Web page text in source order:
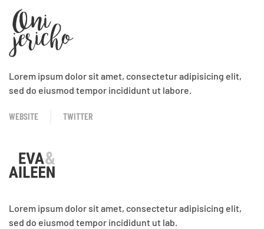
Lorem ipsum dolor sit amet, consectetur adipisicing elit,
sed do eiusmod tempor incididunt ut labore.
WEBSITE TWITTER
Lorem ipsum dolor sit amet, consectetur adipisicing elit,
sed do eiusmod tempor incididunt ut lab.